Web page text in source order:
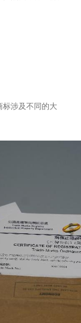
涉及不同的大